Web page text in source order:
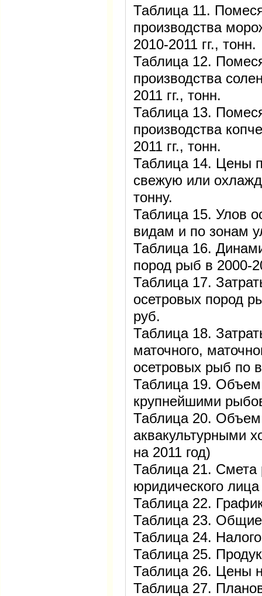
Таблица 11.
производства
2010-2011 гг., тонн.
Таблица 12.
производства
2011 гг., тонн.
Таблица 13.
производства
2011 гг., тонн.
Таблица 14. Цены
свежую или
тонну.
Таблица 15. Улов
видам и по зонам
Таблица 16.
пород рыб в 2000-
Таблица 17.
осетровых пород
руб.
Таблица 18.
маточного,
осетровых рыб по
Таблица 19. Объем
крупнейшими
Таблица 20. Объем
аквакультурными
на 2011 год)
Таблица 21. Смета
юридического лица
Таблица 22.
Таблица 23.
Таблица 24.
Таблица 25.
Таблица 26. Цены
Таблица 27.